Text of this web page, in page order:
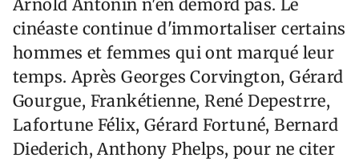
Arnold Antonin n'en démord pas. Le
cinéaste continue d'immortaliser certains
hommes et femmes qui ont marqué leur
temps. Après Georges Corvington, Gérard
Gourgue, Frankétienne, René Depestrre,
Lafortune Félix, Gérard Fortuné, Bernard
Diederich, Anthony Phelps, pour ne citer